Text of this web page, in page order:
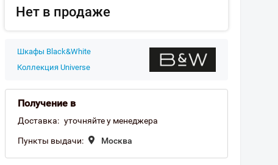
Нет в продаже
Шкафы Black&White
Коллекция Universe
Получение в
Доставка: уточняйте у менеджера
Пункты выдачи: Москва